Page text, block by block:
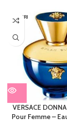
ESAURI
TO
VERSACE
Pour Femme –